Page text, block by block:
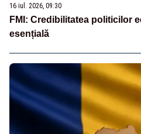
16 iul. 2026, 09:30
FMI: Credibilitatea politicilor
esențială